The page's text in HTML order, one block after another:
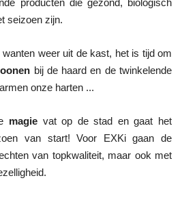
producten die gezond, biologisch
seizoen zijn.
bij de haard en de twinkelende
onze harten ...
magie vat op de stad en gaat het
van start! Voor EXKi gaan de